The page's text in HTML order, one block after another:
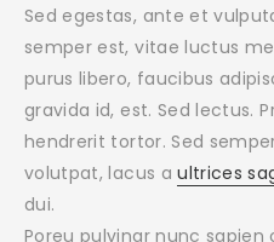
Sed egestas, ante et
semper est, vitae luctus
purus libero, faucibus
gravida id, est. Sed lectus.
hendrerit tortor. Sed
volutpat, lacus aultrices
dui.
Poreu pulvinar nunc sapien